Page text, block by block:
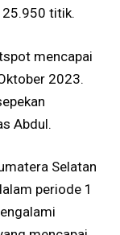
titik.
mencapai
2023.
Abdul.
Selatan
periode 1